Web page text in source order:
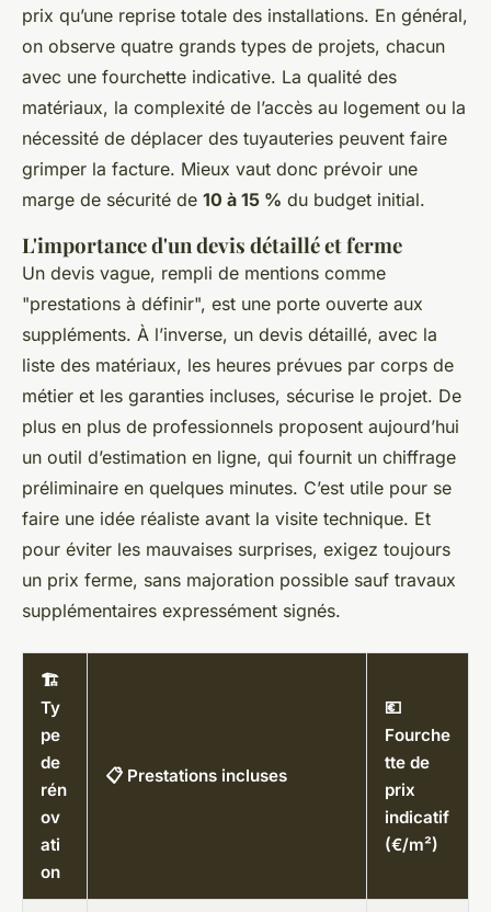
prix qu’une reprise totale des installations. En général,
on observe quatre grands types de projets, chacun
avec une fourchette indicative. La qualité des
matériaux, la complexité de l’accès au logement ou la
nécessité de déplacer des tuyauteries peuvent faire
grimper la facture. Mieux vaut donc prévoir une
marge de sécurité de 10 à 15 % du budget initial.
L'importance d'un devis détaillé et ferme
Un devis vague, rempli de mentions comme
"prestations à définir", est une porte ouverte aux
suppléments. À l’inverse, un devis détaillé, avec la
liste des matériaux, les heures prévues par corps de
métier et les garanties incluses, sécurise le projet. De
plus en plus de professionnels proposent aujourd’hui
un outil d’estimation en ligne, qui fournit un chiffrage
préliminaire en quelques minutes. C’est utile pour se
faire une idée réaliste avant la visite technique. Et
pour éviter les mauvaises surprises, exigez toujours
un prix ferme, sans majoration possible sauf travaux
supplémentaires expressément signés.
🏗️
Ty
pe
de
rén
ov
ati
on
📋 Prestations incluses
💶
Fourche
tte de
prix
indicatif
(€/m²)